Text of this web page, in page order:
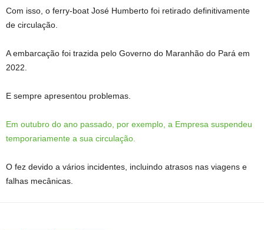
Com isso, o ferry-boat José Humberto foi retirado definitivamente
de circulação.
A embarcação foi trazida pelo Governo do Maranhão do Pará em
2022.
E sempre apresentou problemas.
Em outubro do ano passado, por exemplo, a Empresa suspendeu
temporariamente a sua circulação.
O fez devido a vários incidentes, incluindo atrasos nas viagens e
falhas mecânicas.